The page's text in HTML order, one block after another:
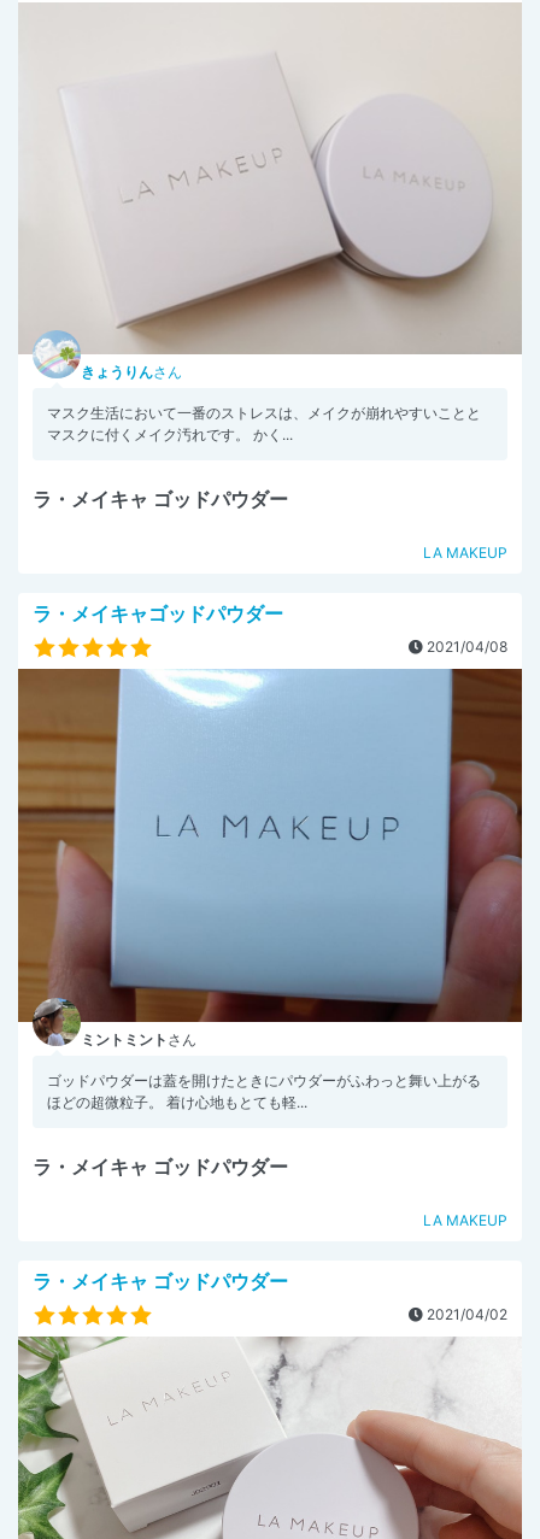
きょうりんさん
マスク生活において一番のストレスは、メイクが崩れやすいことと
マスクに付くメイク汚れです。 かく...
ラ・メイキャ ゴッドパウダー
LA MAKEUP
ラ・メイキャゴッドパウダー
2021/04/08
ミントミント さん
ゴッドパウダーは蓋を開けたときにパウダーがふわっと舞い上がる
ほどの超微粒子。 着け心地もとても軽...
ラ・メイキャ ゴッドパウダー
LA MAKEUP
ラ・メイキャ ゴッドパウダー
2021/04/02